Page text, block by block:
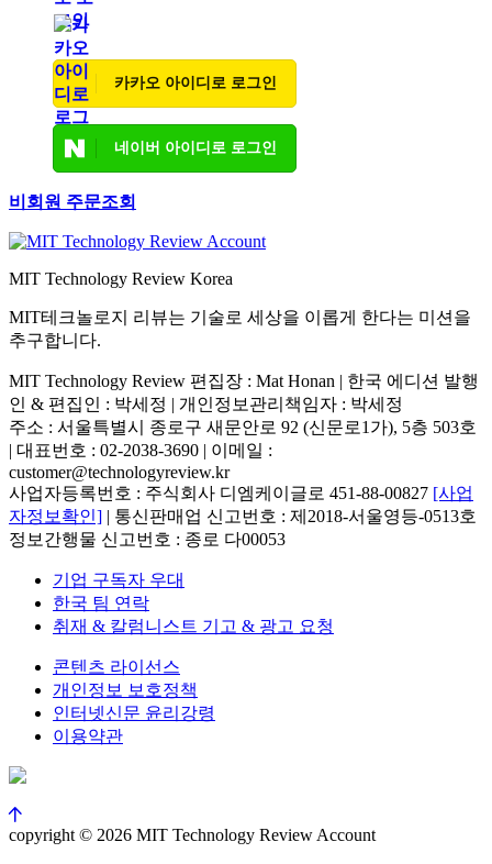
카카오 아이디로 로그인
네이버 아이디로 로그인
비회원 주문조회
MIT Technology Review Korea
MIT테크놀로지 리뷰는 기술로 세상을 이롭게 한다는 미션을
추구합니다.
MIT Technology Review 편집장 : Mat Honan | 한국 에디션 발행
인 & 편집인 : 박세정 | 개인정보관리책임자 : 박세정
주소 : 서울특별시 종로구 새문안로 92 (신문로1가), 5층 503호
| 대표번호 : 02-2038-3690 | 이메일 :
customer@technologyreview.kr
사업자등록번호 : 주식회사 디엠케이글로 451-88-00827 [사업
자정보확인] | 통신판매업 신고번호 : 제2018-서울영등-0513호
정보간행물 신고번호 : 종로 다00053
기업 구독자 우대
한국 팀 연락
취재 & 칼럼니스트 기고 & 광고 요청
콘텐츠 라이선스
개인정보 보호정책
인터넷신문 윤리강령
이용약관
copyright © 2026 MIT Technology Review Account